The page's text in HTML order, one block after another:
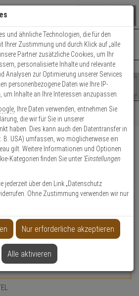
schließen
ARTIKEL IM WARENKORB
Ihr Warenkorb ist momentan leer.
()
Fertig
- Do.: 8:00 - 16:30 | Fr.: 8:00 - 14:00 Uhr
Kontaktservice nutzen
1000
40/45 6 Schl.
Zylinder messen
und ähnliche Technologien, die für den
Ihrer Zustimmung und durch Klick auf „alle
Partner zusätzliche Cookies, um Ihr
personalisierte Inhalte und relevante
Analysen zur Optimierung unserer Services
personenbezogene Daten wie Ihre IP-
um Inhalte an Ihre Interessen anzupassen.
, Ihre Daten verwenden, entnehmen Sie
die wir für Sie in unserer
haben. Dies kann auch den Datentransfer in
B. USA) umfassen, wo möglicherweise ein
gilt. Weitere Informationen und Optionen
Kategorien finden Sie unter 'Einstellungen
jederzeit über den Link „Datenschutz
Ohne Zustimmung verwenden wir nur
Nur erforderliche akzeptieren
Alle aktivieren